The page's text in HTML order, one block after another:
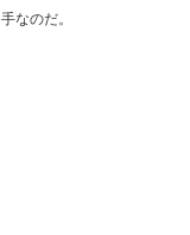
手なのだ。